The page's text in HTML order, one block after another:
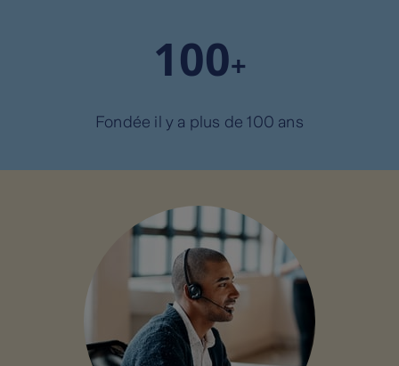
+
Fondée il y a plus de 100 ans